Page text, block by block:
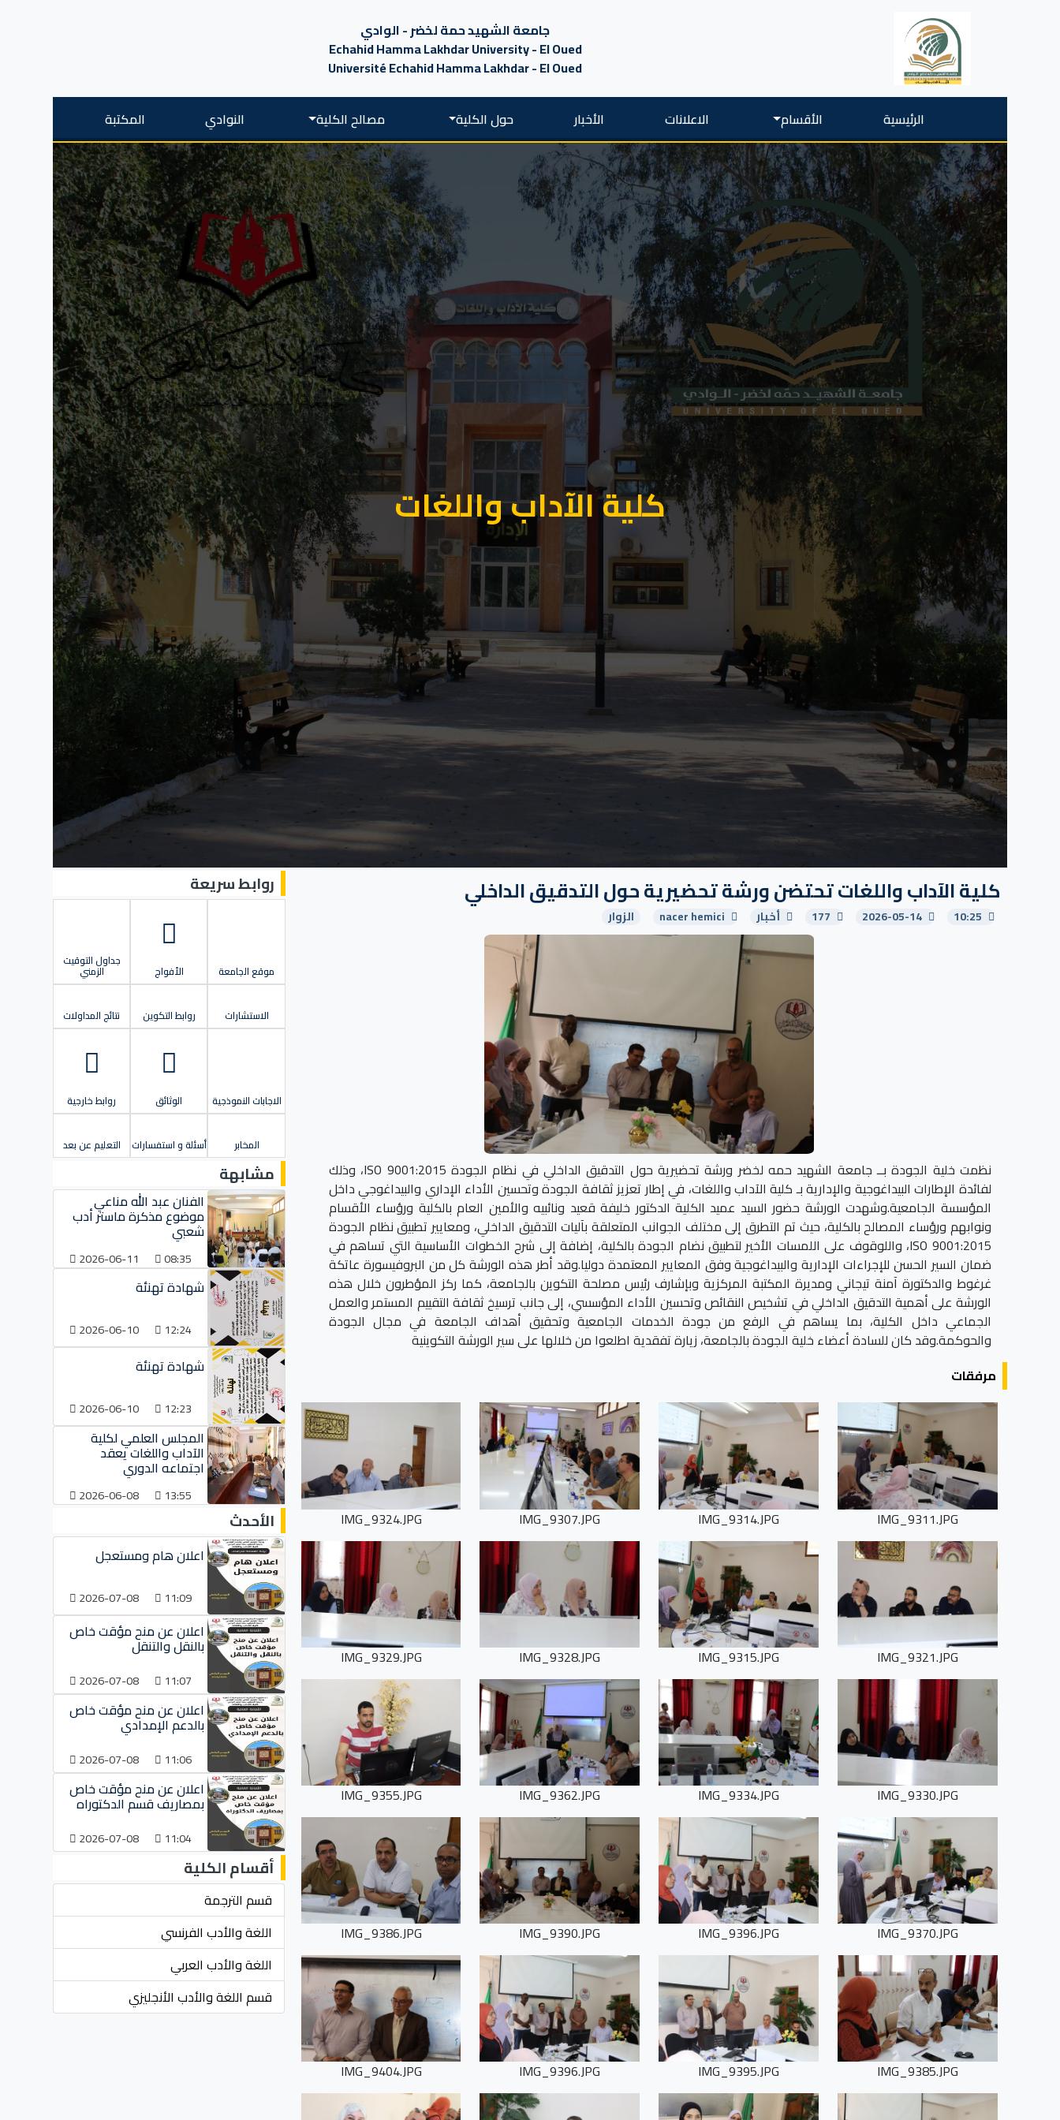
جامعة الشهيد حمة لخضر - الوادي
Echahid Hamma Lakhdar University - El Oued
Université Echahid Hamma Lakhdar - El Oued
الرئيسية الأقسام الاعلانات الأخبار حول الكلية مصالح الكلية النوادي المكتبة
كلية الآداب واللغات
كلية الآداب واللغات تحتضن ورشة تحضيرية حول التدقيق الداخلي
10:25
2026-05-14
177 أخبار nacer hemici الزوار
نظمت خلية الجودة بــ جامعة الشهيد حمه لخضر ورشة تحضيرية حول التدقيق الداخلي في نظام الجودة 9001:2015 ISO، وذلك
لفائدة الإطارات البيداغوجية والإدارية بـ كلية الآداب واللغات، في إطار تعزيز ثقافة الجودة وتحسين الأداء الإداري والبيداغوجي داخل
المؤسسة الجامعية.وشهدت الورشة حضور السيد عميد الكلية الدكتور خليفة قعيد ونائبيه والأمين العام بالكلية ورؤساء الأقسام
ونوابهم ورؤساء المصالح بالكلية، حيث تم التطرق إلى مختلف الجوانب المتعلقة بآليات التدقيق الداخلي، ومعايير تطبيق نظام الجودة
ISO 9001:2015، واللوقوف على اللمسات الأخير لتطبيق نضام الجودة بالكلية، إضافة إلى شرح الخطوات الأساسية التي تساهم في
ضمان السير الحسن للإجراءات الإدارية والبيداغوجية وفق المعايير المعتمدة دوليا.وقد أطر هذه الورشة كل من البروفيسورة عاتكة
غرغوط والدكتورة آمنة تيجاني ومديرة المكتبة المركزية وبإشارف رئيس مصلحة التكوين بالجامعة، كما ركز المؤطرون خلال هذه
الورشة على أهمية التدقيق الداخلي في تشخيص النقائص وتحسين الأداء المؤسسي، إلى جانب ترسيخ ثقافة التقييم المستمر والعمل
الجماعي داخل الكلية، بما يساهم في الرفع من جودة الخدمات الجامعية وتحقيق أهداف الجامعة في مجال الجودة
والحوكمة.وقد كان للسادة أعضاء خلية الجودة بالجامعة، زيارة تفقدية اطلعوا من خلالها على سير الورشة التكوينية
مرفقات
IMG_9311.JPG
IMG_9314.JPG
IMG_9307.JPG
IMG_9324.JPG
IMG_9321.JPG
IMG_9315.JPG
IMG_9328.JPG
IMG_9329.JPG
IMG_9330.JPG
IMG_9334.JPG
IMG_9362.JPG
IMG_9355.JPG
IMG_9370.JPG
IMG_9396.JPG
IMG_9390.JPG
IMG_9386.JPG
IMG_9385.JPG
IMG_9395.JPG
IMG_9396.JPG
IMG_9404.JPG
روابط سريعة
موقع الجامعة الأفواج
جداول التوقيت
الزمني
الاستشارات روابط التكوين نتائج المداولات
الاجابات النموذجية الوثائق روابط خارجية
المخابر أسئلة و استفسارات التعليم عن بعد
مشابهة
الفنان عبد الله مناعي
موضوع مذكرة ماستر أدب
شعبي
08:35
2026-06-11
شهادة تهنئة
12:24
2026-06-10
شهادة تهنئة
12:23
2026-06-10
المجلس العلمي لكلية
الآداب واللغات يعقد
اجتماعه الدوري
13:55
2026-06-08
الأحدث
اعلان هام ومستعجل
11:09
2026-07-08
اعلان عن منح مؤقت خاص
بالنقل والتنقل
11:07
2026-07-08
اعلان عن منح مؤقت خاص
بالدعم الإمدادي
11:06
2026-07-08
اعلان عن منح مؤقت خاص
بمصاريف قسم الدكتوراه
11:04
2026-07-08
أقسام الكلية
قسم الترجمة
اللغة والأدب الفرنسي
اللغة والأدب العربي
قسم اللغة والأدب الأنجليزي